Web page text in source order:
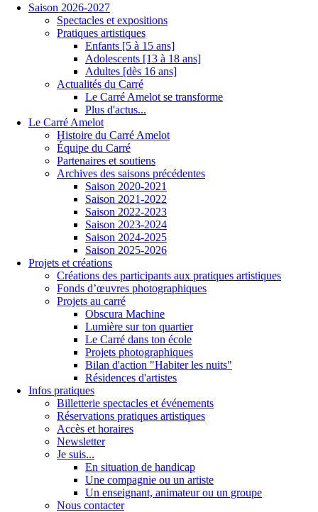
Saison 2026-2027
Spectacles et expositions
Pratiques artistiques
Enfants [5 à 15 ans]
Adolescents [13 à 18 ans]
Adultes [dès 16 ans]
Actualités du Carré
Le Carré Amelot se transforme
Plus d'actus...
Le Carré Amelot
Histoire du Carré Amelot
Équipe du Carré
Partenaires et soutiens
Archives des saisons précédentes
Saison 2020-2021
Saison 2021-2022
Saison 2022-2023
Saison 2023-2024
Saison 2024-2025
Saison 2025-2026
Projets et créations
Créations des participants aux pratiques artistiques
Fonds d’œuvres photographiques
Projets au carré
Obscura Machine
Lumière sur ton quartier
Le Carré dans ton école
Projets photographiques
Bilan d'action "Habiter les nuits"
Résidences d'artistes
Infos pratiques
Billetterie spectacles et événements
Réservations pratiques artistiques
Accès et horaires
Newsletter
Je suis...
En situation de handicap
Une compagnie ou un artiste
Un enseignant, animateur ou un groupe
Nous contacter